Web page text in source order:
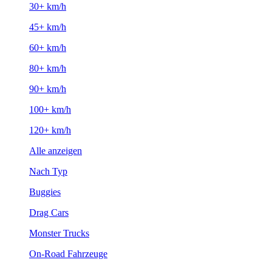
30+ km/h
45+ km/h
60+ km/h
80+ km/h
90+ km/h
100+ km/h
120+ km/h
Alle anzeigen
Nach Typ
Buggies
Drag Cars
Monster Trucks
On-Road Fahrzeuge